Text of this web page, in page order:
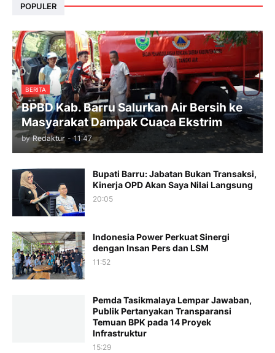
POPULER
BERITA
BPBD Kab. Barru Salurkan Air Bersih ke
Masyarakat Dampak Cuaca Ekstrim
by Redaktur - 11:47
Bupati Barru: Jabatan Bukan Transaksi,
Kinerja OPD Akan Saya Nilai Langsung
20:05
Indonesia Power Perkuat Sinergi
dengan Insan Pers dan LSM
11:52
Pemda Tasikmalaya Lempar Jawaban,
Publik Pertanyakan Transparansi
Temuan BPK pada 14 Proyek
Infrastruktur
15:29